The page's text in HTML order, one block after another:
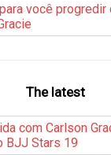
você progredir
The latest
com Carlson
BJJ Stars 19